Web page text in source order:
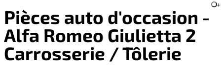
Pièces auto d'occasion -
Alfa Romeo Giulietta 2
Carrosserie / Tôlerie
+